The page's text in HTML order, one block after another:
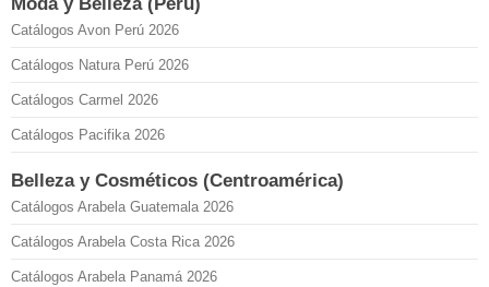
Catálogos Avon Perú 2026
Catálogos Natura Perú 2026
Catálogos Carmel 2026
Catálogos Pacifika 2026
Belleza y Cosméticos (Centroamérica)
Catálogos Arabela Guatemala 2026
Catálogos Arabela Costa Rica 2026
Catálogos Arabela Panamá 2026